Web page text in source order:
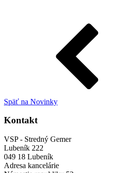
Späť na Novinky
Kontakt
VSP - Stredný Gemer
Lubeník 222
049 18 Lubeník
Adresa kancelárie